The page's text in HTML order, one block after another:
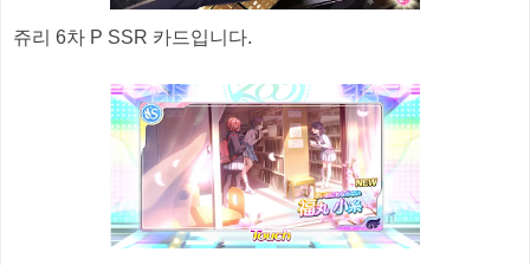
쥬리 6차 P SSR 카드입니다.